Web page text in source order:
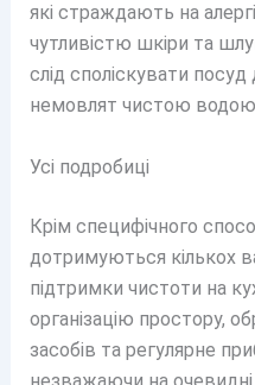
які страждають на
чутливістю шкіри та
слід споліскувати
немовлят чистою
Усі подробиці
Крім специфічного
дотримуються кількох
підтримки чистоти на
організацію простору,
засобів та регулярне
незважаючи на